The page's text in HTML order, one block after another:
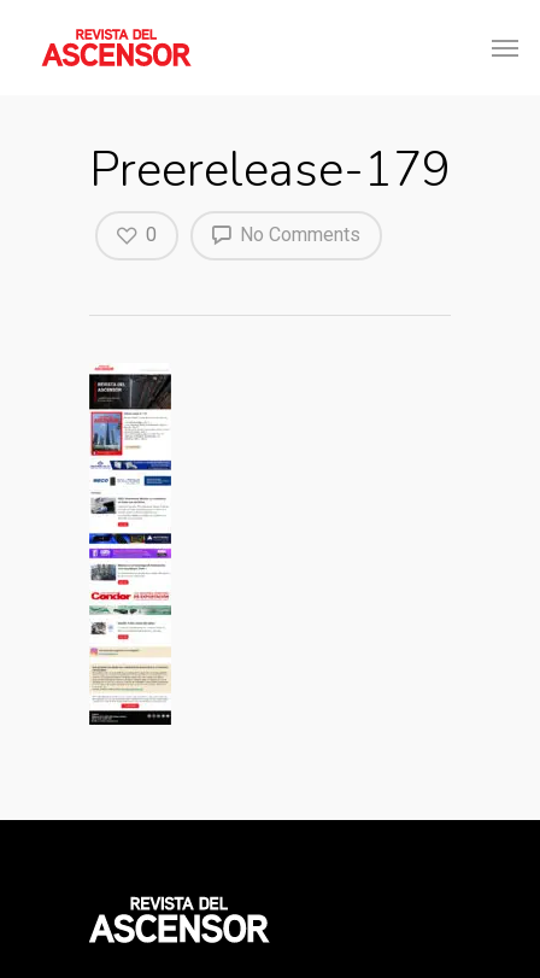
Preerelease-179
No Comments
0